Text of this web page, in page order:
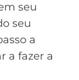
seu
seu
a
a fazer a